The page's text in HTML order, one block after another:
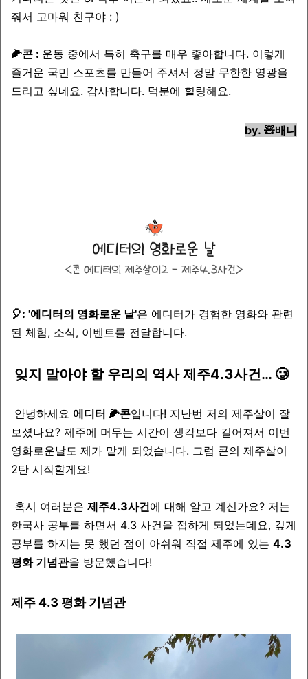
줘서 고마워 친구야 : )
🌽콘 : 운동 중에서 특히 축구를 매우 좋아합니다. 이렇게
즐거운 국민 스포츠를 만들어 주셔서 정말 무한한 영광을
드리고 싶네요. 감사합니다. 덕분에 힐링해요.
by. 🧸배니
🎈: '에디터의 영화로운 날'은 에디터가 경험한 영화와 관련
된 체험, 소식, 이벤트를 전달합니다.
잊지 말아야 할 우리의 역사 제주4.3사건… 🥲
안녕하세요 에디터 🌽콘입니다! 지난번 저의 제주살이 잘
보셨나요? 제주에 머무는 시간이 생각보다 길어져서 이번
영화로운날도 제가 맡게 되었습니다. 그럼 콘의 제주살이
2탄 시작할게요!
혹시 여러분은 제주4.3사건에 대해 알고 계신가요? 저는
한국사 공부를 하면서 4.3 사건을 접하게 되었는데요, 깊게
공부를 하지는 못 했던 점이 아쉬워 직접 제주에 있는 4.3
평화 기념관을 방문했습니다!
제주 4.3 평화 기념관